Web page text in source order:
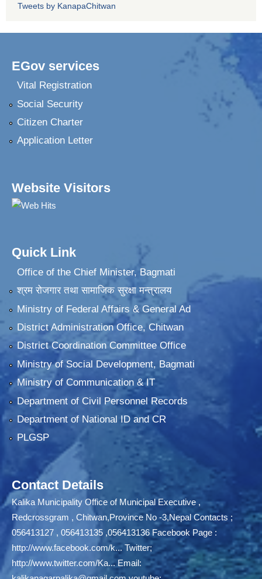
Tweets by KanapaChitwan
EGov services
Vital Registration
Social Security
Citizen Charter
Application Letter
Website Visitors
Quick Link
Office of the Chief Minister, Bagmati
श्रम रोजगार तथा सामाजिक सुरक्षा मन्त्रालय
Ministry of Federal Affairs & General Ad
District Administration Office, Chitwan
District Coordination Committee Office
Ministry of Social Development, Bagmati
Ministry of Communication & IT
Department of Civil Personnel Records
Department of National ID and CR
PLGSP
Contact Details
Kalika Municipality Office of Municipal Executive ,
Redcrossgram , Chitwan,Province No -3,Nepal Contacts ;
056413127 , 056413135 ,056413136 Facebook Page :
http://www.facebook.com/k...Twitter;
http://www.twitter.com/Ka...Email: